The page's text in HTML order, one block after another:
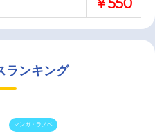
￥550
ランキング
マンガ・ラノベ